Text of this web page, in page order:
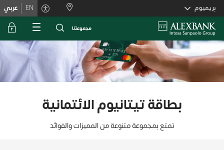
Skiplinks
بريميوم EN عربي
ﻣﺟﻣوﻋﺗﻧﺎ
بطاقة تيتانيوم الائتمانية
تمتع بمجموعة متنوعة من المميزات والفوائد